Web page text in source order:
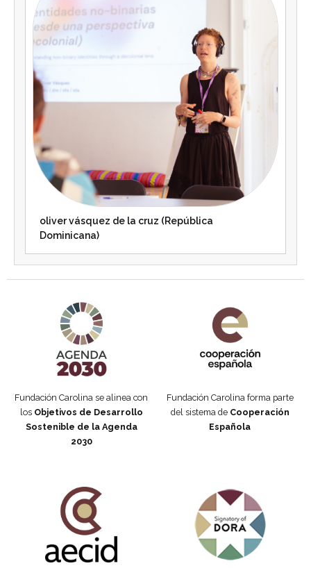
oliver vásquez de la cruz (República
Dominicana)
Fundación Carolina se alinea con
los Objetivos de Desarrollo
Sostenible de la Agenda
2030
Fundación Carolina forma parte
del sistema de Cooperación
Española